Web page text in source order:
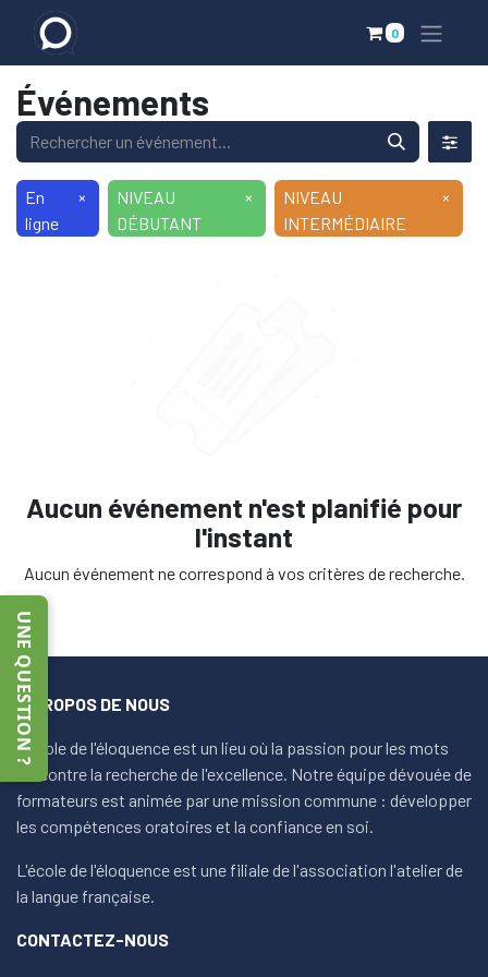
UNE QUESTION ?
0
Événements
En
ligne
×
NIVEAU
DÉBUTANT
×
NIVEAU
INTERMÉDIAIRE
×
Aucun événement n'est planifié pour
l'instant
Aucun événement ne correspond à vos critères de recherche.
À PROPOS DE NOUS
L'école de l'éloquence est un lieu où la passion pour les mots
rencontre la recherche de l'excellence. Notre équipe dévouée de
formateurs est animée par une mission commune : développer
les compétences oratoires et la confiance en soi.
L'école de l'éloquence est une filiale de l'association l'atelier de
la langue française.
CONTACTEZ-NOUS